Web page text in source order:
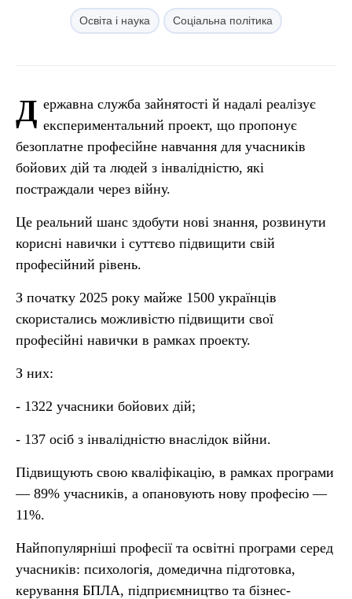
Освіта і наука Соціальна політика
Д ержавна служба зайнятості й надалі реалізує
експериментальний проект, що пропонує
безоплатне професійне навчання для учасників
бойових дій та людей з інвалідністю, які
постраждали через війну.
Це реальний шанс здобути нові знання, розвинути
корисні навички і суттєво підвищити свій
професійний рівень.
З початку 2025 року майже 1500 українців
скористались можливістю підвищити свої
професійні навички в рамках проекту.
З них:
- 1322 учасники бойових дій;
- 137 осіб з інвалідністю внаслідок війни.
Підвищують свою кваліфікацію, в рамках програми
— 89% учасників, а опановують нову професію —
11%.
Найпопулярніші професії та освітні програми серед
учасників: психологія, домедична підготовка,
керування БПЛА, підприємництво та бізнес-